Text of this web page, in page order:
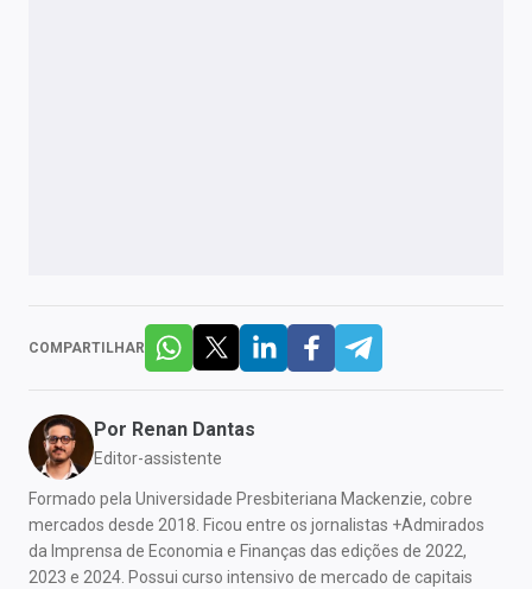
COMPARTILHAR
Por Renan Dantas
Editor-assistente
Formado pela Universidade Presbiteriana Mackenzie, cobre
mercados desde 2018. Ficou entre os jornalistas +Admirados
da Imprensa de Economia e Finanças das edições de 2022,
2023 e 2024. Possui curso intensivo de mercado de capitais